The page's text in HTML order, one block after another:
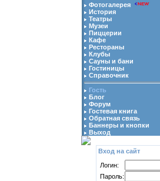
Фотогалерея
История
Театры
Музеи
Пиццерии
Кафе
Рестораны
Клубы
Сауны и бани
Гостиницы
Справочник
Гость
Блог
Форум
Гостевая книга
Обратная связь
Баннеры и кнопки
Выход
Вход на сайт
Логин:
Пароль: